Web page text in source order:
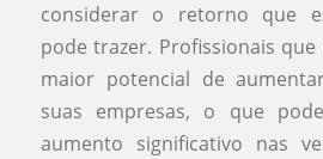
considerar o retorno que
pode trazer. Profissionais que
maior potencial de
suas empresas, o que
aumento significativo nas